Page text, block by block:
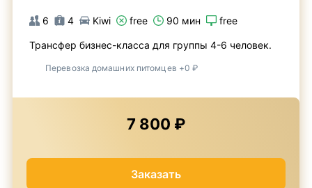
6 4 Kiwi free 90 мин free
Трансфер бизнес-класса для группы 4-6 человек.
Перевозка домашних питомцев +0 ₽
7 800 ₽
Заказать